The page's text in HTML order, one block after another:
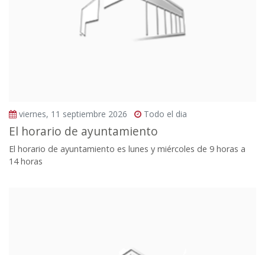
viernes, 11 septiembre 2026 Todo el dia
El horario de ayuntamiento
El horario de ayuntamiento es lunes y miércoles de 9 horas a
14 horas